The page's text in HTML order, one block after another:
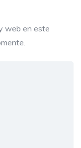
web en este